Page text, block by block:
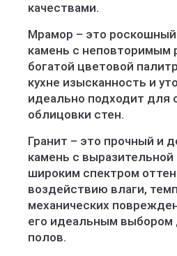
качествами.
Мрамор – это
камень с неповторимым
богатой цветовой
кухне изысканность и
идеально подходит для
облицовки стен.
Гранит – это прочный и
камень с выразительной
широким спектром
воздействию влаги,
механических
его идеальным
полов.